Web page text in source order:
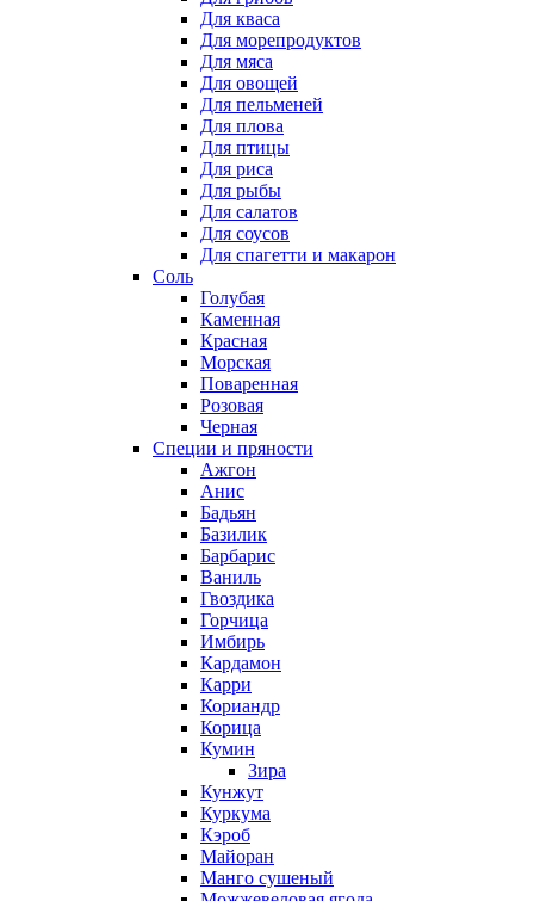
Для кваса
Для морепродуктов
Для мяса
Для овощей
Для пельменей
Для плова
Для птицы
Для риса
Для рыбы
Для салатов
Для соусов
Для спагетти и макарон
Соль
Голубая
Каменная
Красная
Морская
Поваренная
Розовая
Черная
Специи и пряности
Ажгон
Анис
Бадьян
Базилик
Барбарис
Ваниль
Гвоздика
Горчица
Имбирь
Кардамон
Карри
Кориандр
Корица
Кумин
Зира
Кунжут
Куркума
Кэроб
Майоран
Манго сушеный